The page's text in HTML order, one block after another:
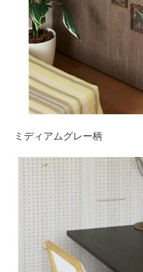
ミディアムグレー柄